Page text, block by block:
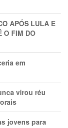
APÓS LULA E
O FIM DO
em
virou réu
jovens para